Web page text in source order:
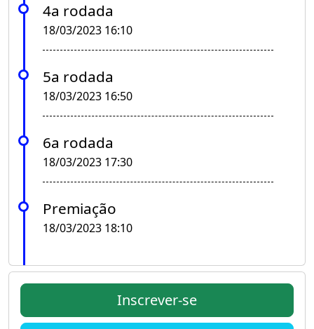
4a rodada
18/03/2023 16:10
5a rodada
18/03/2023 16:50
6a rodada
18/03/2023 17:30
Premiação
18/03/2023 18:10
Inscrever-se